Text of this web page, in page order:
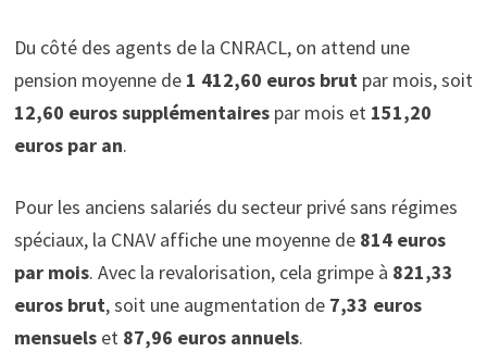
Du côté des agents de la CNRACL, on attend une
pension moyenne de 1 412,60 euros brutpar mois, soit
12,60 euros supplémentairespar mois et 151,20
euros par an.
Pour les anciens salariés du secteur privé sans régimes
spéciaux, la CNAV affiche une moyenne de 814 euros
par mois. Avec la revalorisation, cela grimpe à 821,33
euros brut, soit une augmentation de 7,33 euros
mensuelset 87,96 euros annuels.